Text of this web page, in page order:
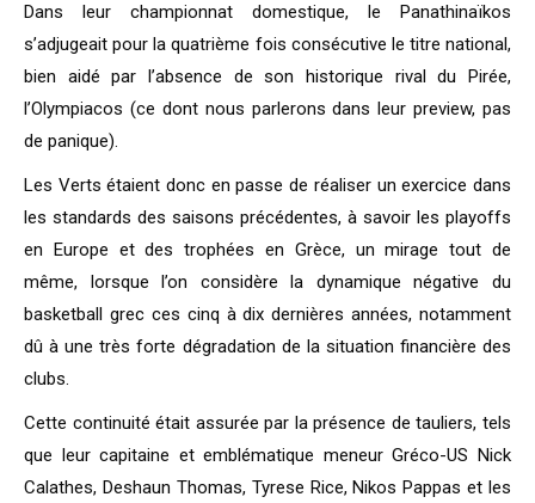
Dans leur championnat domestique, le Panathinaïkos
s’adjugeait pour la quatrième fois consécutive le titre national,
bien aidé par l’absence de son historique rival du Pirée,
l’Olympiacos (ce dont nous parlerons dans leur preview, pas
de panique).
Les Verts étaient donc en passe de réaliser un exercice dans
les standards des saisons précédentes, à savoir les playoffs
en Europe et des trophées en Grèce, un mirage tout de
même, lorsque l’on considère la dynamique négative du
basketball grec ces cinq à dix dernières années, notamment
dû à une très forte dégradation de la situation financière des
clubs.
Cette continuité était assurée par la présence de tauliers, tels
que leur capitaine et emblématique meneur Gréco-US Nick
Calathes, Deshaun Thomas, Tyrese Rice, Nikos Pappas et les